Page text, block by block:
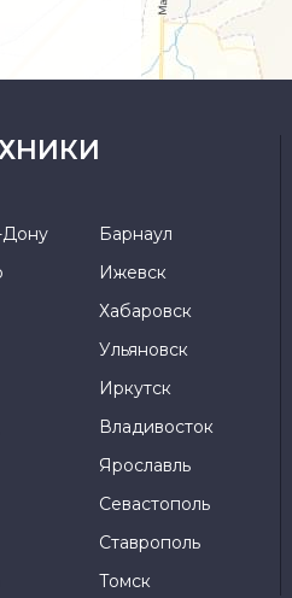
Дону
Барнаул
Ижевск
Хабаровск
Ульяновск
Иркутск
Владивосток
Ярославль
Севастополь
Ставрополь
Томск